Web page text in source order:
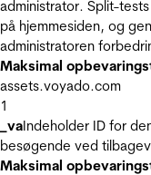
administrator. Split-
på hjemmesiden, og
administratoren
Maksimal
assets.voyado.com
1
_vaIndeholder ID for
besøgende ved
Maksimal